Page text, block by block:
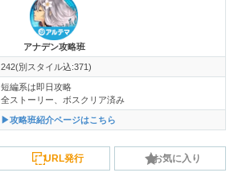
アナデン攻略班
242(別スタイル込:371)
短編系は即日攻略
全ストーリー、ボスクリア済み
▶攻略班紹介ページはこちら
URL発行 お気に入り